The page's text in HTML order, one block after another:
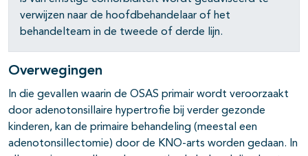
verwijzen naar de hoofdbehandelaar of het
behandelteam in de tweede of derde lijn.
Overwegingen
In die gevallen waarin de OSAS primair wordt veroorzaakt
door adenotonsillaire hypertrofie bij verder gezonde
kinderen, kan de primaire behandeling (meestal een
adenotonsillectomie) door de KNO-arts worden gedaan. In